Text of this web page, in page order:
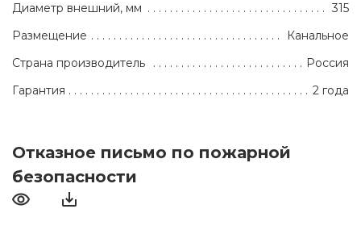
Диаметр внешний, мм
315
Размещение
Канальное
Страна производитель
Россия
Гарантия
2 года
Отказное письмо по пожарной
безопасности